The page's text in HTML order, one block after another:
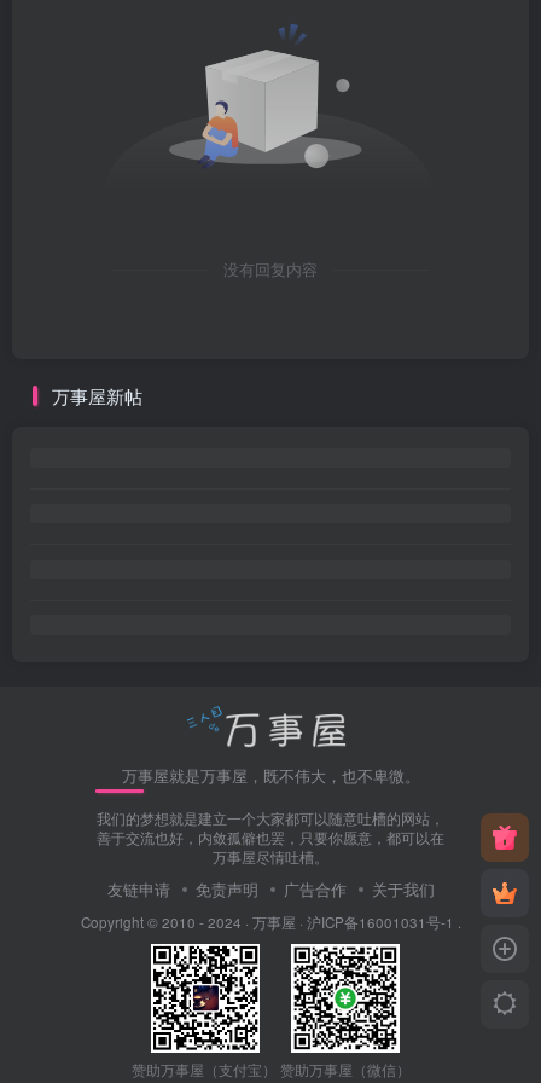
没有回复内容
万事屋新帖
万事屋就是万事屋，既不伟大，也不卑微。
我们的梦想就是建立一个大家都可以随意吐槽的网站，
善于交流也好，内敛孤僻也罢，只要你愿意，都可以在
万事屋尽情吐槽。
友链申请 免责声明 广告合作 关于我们
Copyright © 2010 - 2024 · 万事屋 · 沪ICP备16001031号-1
赞助万事屋（支付宝） 赞助万事屋（微信）